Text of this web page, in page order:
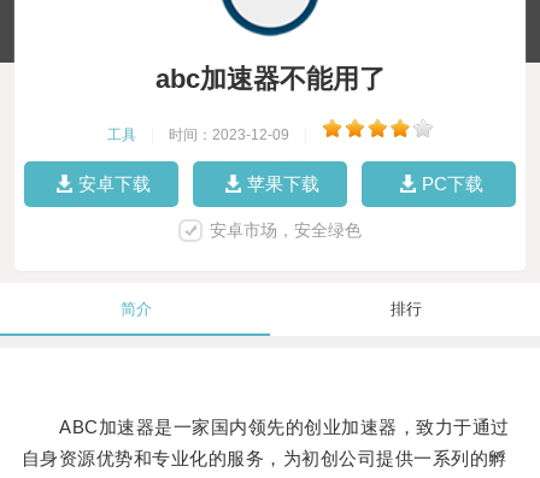
abc加速器不能用了
工具 时间：2023-12-09
安卓下载 苹果下载 PC下载
安卓市场，安全绿色
简介 排行
ABC加速器是一家国内领先的创业加速器，致力于通过
自身资源优势和专业化的服务，为初创公司提供一系列的孵